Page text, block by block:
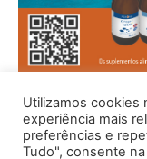
Utilizamos cookies
experiência mais
preferências e
Tudo", consente